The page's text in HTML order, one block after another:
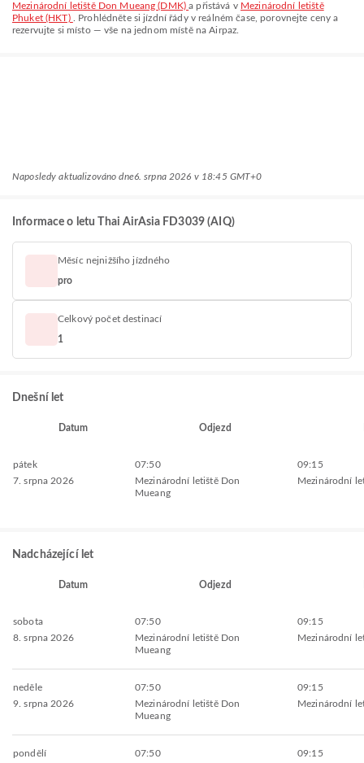
Mezinárodní letiště Don Mueang (DMK)a přistává v Mezinárodní letiště
Phuket (HKT)
. Prohlédněte si jízdní řády v reálném čase, porovnejte ceny a
rezervujte si místo — vše na jednom místě na Airpaz.
Naposledy aktualizováno dne6. srpna 2026 v 18:45 GMT+0
Informace o letu Thai AirAsia FD3039 (AIQ)
Měsíc nejnižšího jízdného
pro
Celkový počet destinací
1
Dnešní let
Datum Odjezd
pátek
7. srpna 2026
07:50
Mezinárodní letiště Don
Mueang
09:15
Mezinárodní
Nadcházející let
Datum Odjezd
sobota
8. srpna 2026
07:50
Mezinárodní letiště Don
Mueang
09:15
Mezinárodní
neděle
9. srpna 2026
07:50
Mezinárodní letiště Don
Mueang
09:15
Mezinárodní
pondělí
07:50
09:15